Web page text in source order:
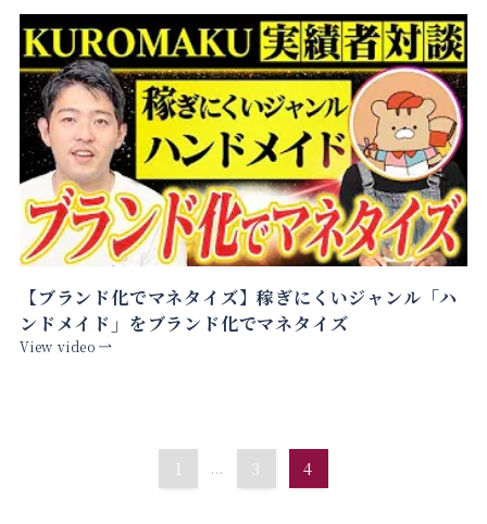
【ブランド化でマネタイズ】稼ぎにくいジャンル「ハ
ンドメイド」をブランド化でマネタイズ
View video
1 ... 3 4